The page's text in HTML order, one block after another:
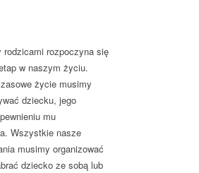
rodzicami rozpoczyna się
w naszym życiu.
życie musimy
dziecku, jego
mu
Wszystkie nasze
musimy organizować
dziecko ze sobą lub